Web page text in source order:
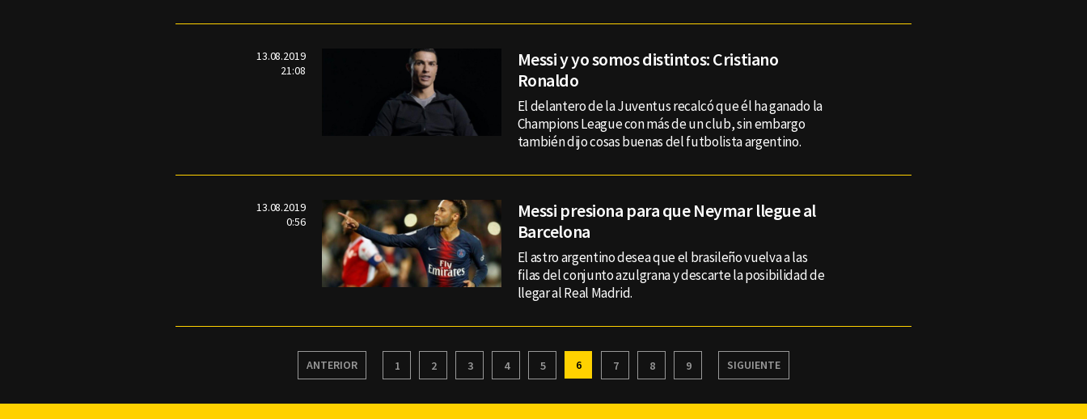
13.08.2019
21:08
Messi y yo somos distintos: Cristiano
Ronaldo
El delantero de la Juventus recalcó que él ha ganado la
Champions League con más de un club, sin embargo
también dijo cosas buenas del futbolista argentino.
13.08.2019
0:56
Messi presiona para que Neymar llegue al
Barcelona
El astro argentino desea que el brasileño vuelva a las
filas del conjunto azulgrana y descarte la posibilidad de
llegar al Real Madrid.
ANTERIOR 1 2 3 4 5 6 7 8 9 SIGUIENTE